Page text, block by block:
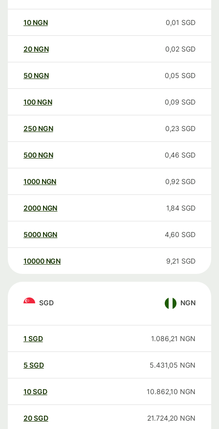
10 NGN 0,01 SGD
20 NGN 0,02 SGD
50 NGN 0,05 SGD
100 NGN 0,09 SGD
250 NGN 0,23 SGD
500 NGN 0,46 SGD
1000 NGN 0,92 SGD
2000 NGN 1,84 SGD
5000 NGN 4,60 SGD
10000 NGN 9,21 SGD
SGD NGN
1 SGD 1.086,21 NGN
5 SGD 5.431,05 NGN
10SGD 10.862,10 NGN
20SGD 21.724,20 NGN